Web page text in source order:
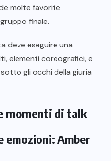
molte favorite
finale.
deve eseguire una
elementi coreografici, e
gli occhi della giuria
momenti di talk
emozioni: Amber